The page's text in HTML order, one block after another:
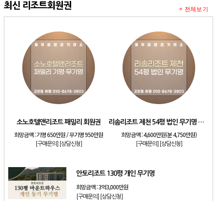
최신 리조트회원권
소노호텔앤리조트 패밀리 회원권
희망금액 :기명 650만원 / 무기명 950만원
[구매문의] [상담신청]
리솜리조트 제천 54평 법인 무기명 회원제
희망금액 :4,600만원(분 4,750만원)
[구매문의] [상담신청]
안토리조트 130평 개인 무기명
희망금액 :3억3,000만원
[구매문의] [상담신청]
+ 전체보기